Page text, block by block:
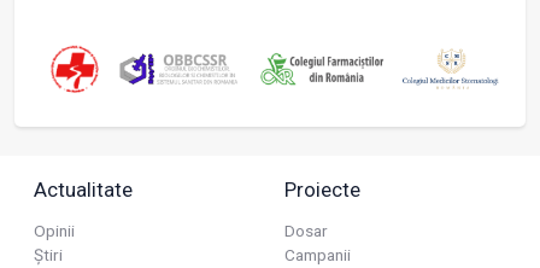
Actualitate
Opinii
Știri
Proiecte
Dosar
Campanii